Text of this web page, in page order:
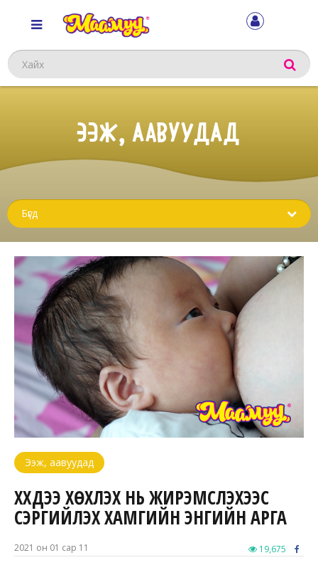
Хайх
ЭЭЖ, ААВУУДАД
Ээж, аавуудад
ХҮҮХДЭЭ ХӨХҮҮЛЭХ НЬ ЖИРЭМСЛЭХЭЭС
СЭРГИЙЛЭХ ХАМГИЙН ЭНГИЙН АРГА
2021 он 01 сар 11 19,675